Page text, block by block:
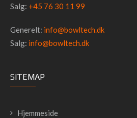
Salg: +45 76 30 11 99
Generelt: info@bowltech.dk
Salg: info@bowltech.dk
SITEMAP
Hjemmeside